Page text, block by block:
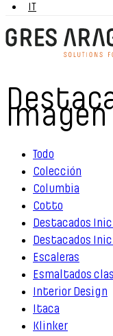
IT
Imagen
Todo
Colección
Columbia
Cotto
Destacados
Destacados
Escaleras
Esmaltados
Interior Design
Itaca
Klinker